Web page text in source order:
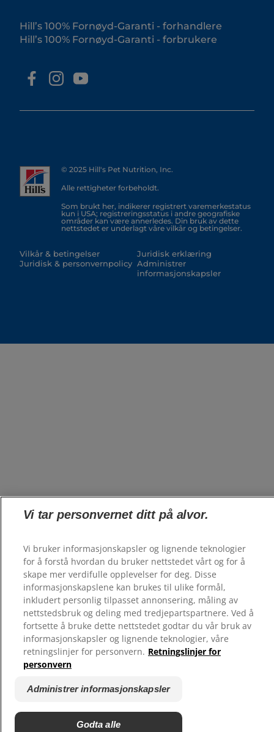
Hill’s 100% Fornøyd-Garanti - forhandlere
Hill’s 100% Fornøyd-Garanti - forbrukere
© 2025 Hill's Pet Nutrition, Inc.
Alle rettigheter forbeholdt.
Som brukt her, indikerer registrert varemerkestatus
kun i USA; registreringsstatus i andre geografiske
områder kan være annerledes. Din bruk av dette
nettstedet er underlagt våre vilkår og betingelser.
Vilkår & betingelser
Juridisk & personvernpolicy
Juridisk erklæring
Administrer
informasjonskapsler
Vi tar personvernet ditt på alvor.
Vi bruker informasjonskapsler og lignende teknologier
for å forstå hvordan du bruker nettstedet vårt og for å
skape mer verdifulle opplevelser for deg. Disse
informasjonskapslene kan brukes til ulike formål,
inkludert personlig tilpasset annonsering, måling av
nettstedsbruk og deling med tredjepartspartnere. Ved å
fortsette å bruke dette nettstedet godtar du vår bruk av
informasjonskapsler og lignende teknologier, våre
retningslinjer for personvern. Retningslinjer for
personvern
Administrer informasjonskapsler
Godta alle